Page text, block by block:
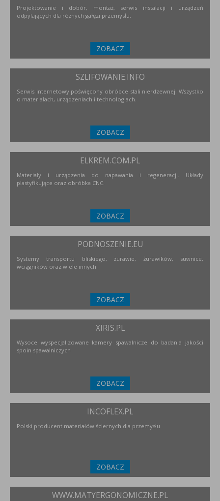
Projektowanie i dobór, montaż, serwis instalacji i urządzeń
odpylających dla różnych gałęzi przemysłu.
ZOBACZ
SZLIFOWANIE.INFO
Serwis internetowy poświęcony obróbce stali nierdzewnej. Wszystko
o materiałach, urządzeniach i technologiach.
ZOBACZ
ELKREM.COM.PL
Materiały i urządzenia do napawania i regeneracji. Układy
plastyfikujące oraz obróbka CNC.
ZOBACZ
PODNOSZENIE.EU
Systemy transportu bliskiego, żurawie, żurawików, suwnice,
wciągników oraz wiele innych.
ZOBACZ
XIRIS.PL
Wysoce wyspecjalizowane kamery spawalnicze do badania jakości
spoin spawalniczych
ZOBACZ
INCOFLEX.PL
Polski producent materiałów ściernych dla przemysłu
ZOBACZ
WWW.MATYERGONOMICZNE.PL